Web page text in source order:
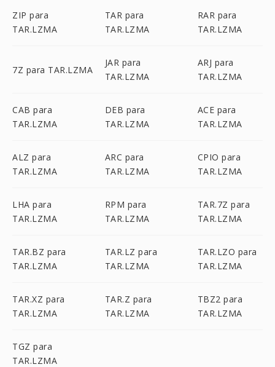
ZIP para
TAR.LZMA
TAR para
TAR.LZMA
RAR para
TAR.LZMA
7Z para TAR.LZMA
JAR para
TAR.LZMA
ARJ para
TAR.LZMA
CAB para
TAR.LZMA
DEB para
TAR.LZMA
ACE para
TAR.LZMA
ALZ para
TAR.LZMA
ARC para
TAR.LZMA
CPIO para
TAR.LZMA
LHA para
TAR.LZMA
RPM para
TAR.LZMA
TAR.7Z para
TAR.LZMA
TAR.BZ para
TAR.LZMA
TAR.LZ para
TAR.LZMA
TAR.LZO para
TAR.LZMA
TAR.XZ para
TAR.LZMA
TAR.Z para
TAR.LZMA
TBZ2 para
TAR.LZMA
TGZ para
TAR.LZMA